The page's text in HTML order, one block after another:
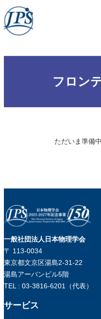
内
容
を
キ
フロン
ただいま準備
一般社団法人日本物理学会
〒 113-0034
東京都文京区湯島2-31-22
湯島アーバンビル5階
TEL : 03-3816-6201（代表）
サービス